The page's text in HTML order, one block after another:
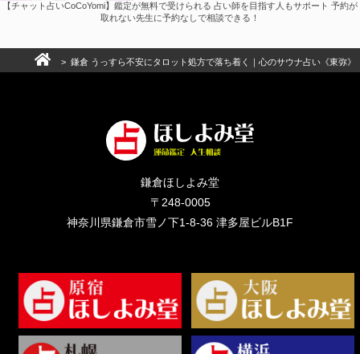
【チャット占いCoCoYomi】鑑定が無料で受けられる 占い師を目指す人もサポート 予約が
取れない先生に予約なしで相談できる！
> 鎌倉 うっすら不安にタロット処方で落ち着く｜心のサウナ占い《東弥》
鎌倉ほしよみ堂
〒248-0005
神奈川県鎌倉市雪ノ下1-8-36 津多屋ビルB1F